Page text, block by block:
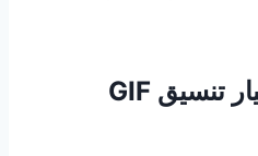
الخطوة الثالثة: اختيار تنسيق GIF